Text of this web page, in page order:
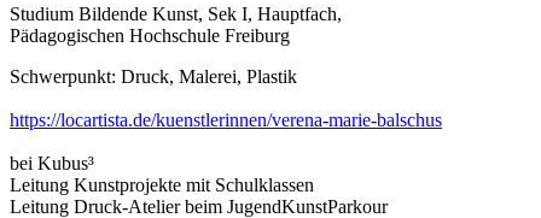
Studium Bildende Kunst, Sek I, Hauptfach,
Pädagogischen Hochschule Freiburg
Schwerpunkt: Druck, Malerei, Plastik
https://locartista.de/kuenstlerinnen/verena-marie-balschus
bei Kubus³
Leitung Kunstprojekte mit Schulklassen
Leitung Druck-Atelier beim JugendKunstParkour